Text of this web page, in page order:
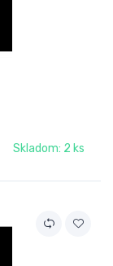
Skladom: 2 ks